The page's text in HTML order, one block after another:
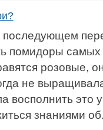
помидоры
розовые,
не
восполнить это
знаниями